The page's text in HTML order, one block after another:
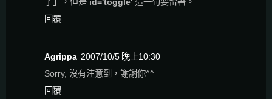
回覆
Agrippa 2007/10/5 晚上10:30
Sorry, 沒有注意到，謝謝你^^
回覆